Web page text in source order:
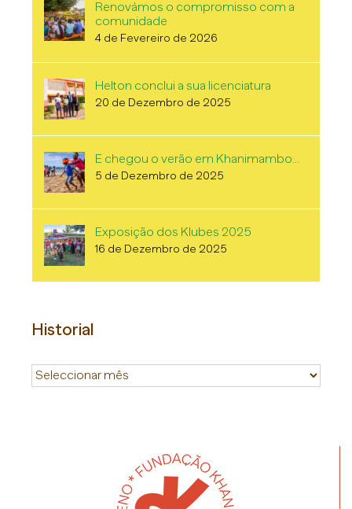
Renovámos o compromisso com a
comunidade
4 de Fevereiro de 2026
Helton conclui a sua licenciatura
20 de Dezembro de 2025
E chegou o verão em Khanimambo…
5 de Dezembro de 2025
Exposição dos Klubes 2025
16 de Dezembro de 2025
Historial
Historial